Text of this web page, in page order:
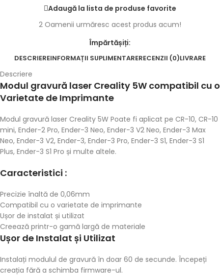
Adaugă la lista de produse favorite
2 Oamenii urmăresc acest produs acum!
Împărtășiți:
DESCRIEREINFORMAȚII SUPLIMENTARERECENZII (0)LIVRARE
Descriere
Modul gravură laser Creality 5W compatibil cu o
Varietate de Imprimante
Modul gravură laser Creality 5W Poate fi aplicat pe CR-10, CR-10
mini, Ender-2 Pro, Ender-3 Neo, Ender-3 V2 Neo, Ender-3 Max
Neo, Ender-3 V2, Ender-3, Ender-3 Pro, Ender-3 S1, Ender-3 S1
Plus, Ender-3 S1 Pro și multe altele.
Caracteristici :
Precizie înaltă de 0,06mm
Compatibil cu o varietate de imprimante
Ușor de instalat și utilizat
Creează printr-o gamă largă de materiale
Ușor de Instalat și Utilizat
Instalați modulul de gravură în doar 60 de secunde. Începeți
creația fără a schimba firmware-ul.